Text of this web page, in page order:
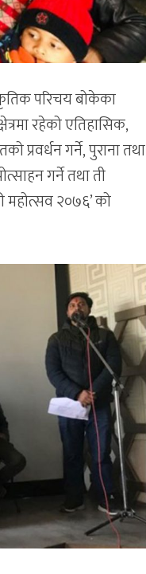
परिचय बोकेका
रहेको एतिहासिक,
गर्ने, पुराना तथा
गर्ने तथा ती
महोत्सव २०७६’ को